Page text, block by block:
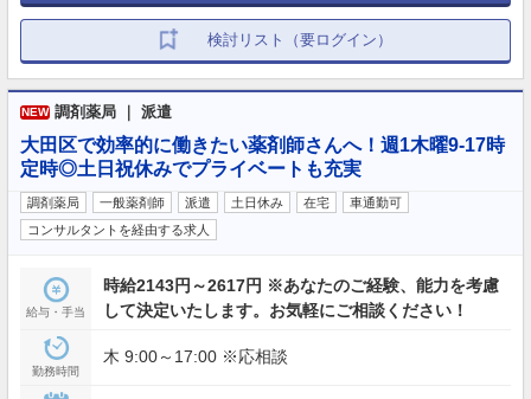
検討リスト（要ログイン）
NEW 調剤薬局 ｜ 派遣
大田区で効率的に働きたい薬剤師さんへ！週1木曜9-17時
定時◎土日祝休みでプライベートも充実
調剤薬局 一般薬剤師 派遣 土日休み 在宅
車通勤可
コンサルタントを経由する求人
給与・手当
時給2143円～2617円 ※あなたのご経験、能力を考慮
して決定いたします。お気軽にご相談ください！
勤務時間
木 9:00～17:00 ※応相談